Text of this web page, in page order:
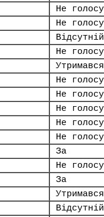
Не
Не
Відсутній
Не
Утримався
Не
Не
Не
Не
Не
За
Не
За
Утримався
Відсутній